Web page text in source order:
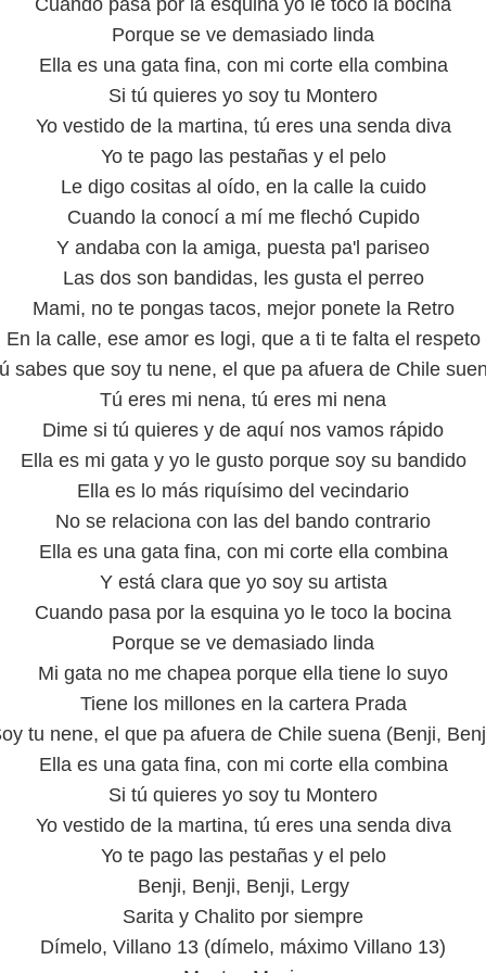
Cuando pasa por la esquina yo le toco la bocina
Porque se ve demasiado linda
Ella es una gata fina, con mi corte ella combina
Si tú quieres yo soy tu Montero
Yo vestido de la martina, tú eres una senda diva
Yo te pago las pestañas y el pelo
Le digo cositas al oído, en la calle la cuido
Cuando la conocí a mí me flechó Cupido
Y andaba con la amiga, puesta pa'l pariseo
Las dos son bandidas, les gusta el perreo
Mami, no te pongas tacos, mejor ponete la Retro
En la calle, ese amor es logi, que a ti te falta el respeto
sabes que soy tu nene, el que pa afuera de Chile
Tú eres mi nena, tú eres mi nena
Dime si tú quieres y de aquí nos vamos rápido
Ella es mi gata y yo le gusto porque soy su bandido
Ella es lo más riquísimo del vecindario
No se relaciona con las del bando contrario
Ella es una gata fina, con mi corte ella combina
Y está clara que yo soy su artista
Cuando pasa por la esquina yo le toco la bocina
Porque se ve demasiado linda
Mi gata no me chapea porque ella tiene lo suyo
Tiene los millones en la cartera Prada
tu nene, el que pa afuera de Chile suena (Benji,
Ella es una gata fina, con mi corte ella combina
Si tú quieres yo soy tu Montero
Yo vestido de la martina, tú eres una senda diva
Yo te pago las pestañas y el pelo
Benji, Benji, Benji, Lergy
Sarita y Chalito por siempre
Dímelo, Villano 13 (dímelo, máximo Villano 13)